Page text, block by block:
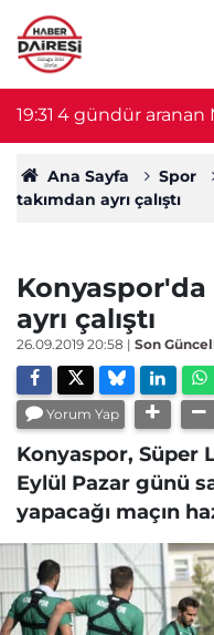
19:31 4 gündür aranan
haber! Cesedi
Ana Sayfa Spor
takımdan ayrı çalıştı
ayrı çalıştı
26.09.2019 20:58 | Son
Yorum Yap
Konyaspor, Süper
Eylül Pazar günü
yapacağı maçın